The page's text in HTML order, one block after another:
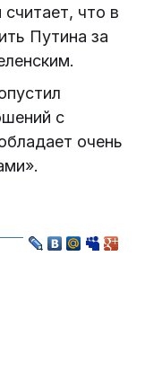
что в
Путина за
с
очень